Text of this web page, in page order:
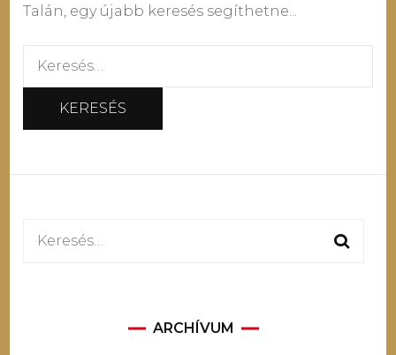
Talán, egy újabb keresés segíthetne...
Keresés:
Keresés:
ARCHÍVUM